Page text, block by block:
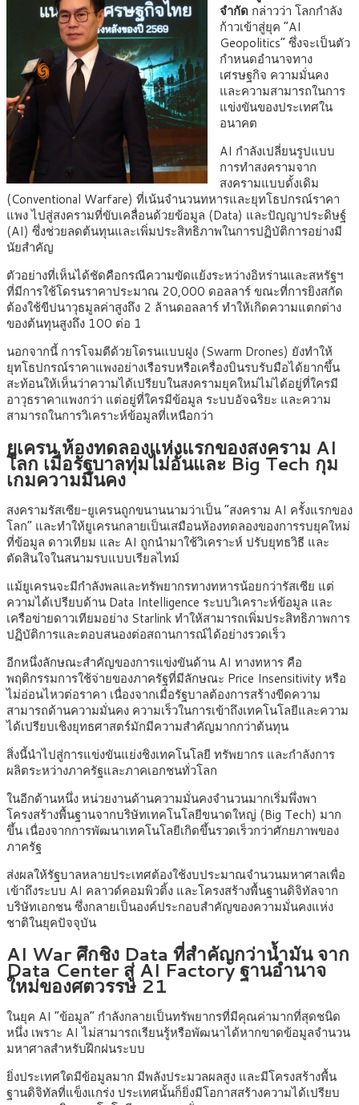
จำกัด กล่าวว่า โลกกำลัง
ก้าวเข้าสู่ยุค “AI
Geopolitics” ซึ่งจะเป็นตัว
กำหนดอำนาจทาง
เศรษฐกิจ ความมั่นคง
และความสามารถในการ
แข่งขันของประเทศใน
อนาคต
AI กำลังเปลี่ยนรูปแบบ
การทำสงครามจาก
สงครามแบบดั้งเดิม
(Conventional Warfare) ที่เน้นจำนวนทหารและยุทโธปกรณ์ราคา
แพง ไปสู่สงครามที่ขับเคลื่อนด้วยข้อมูล (Data) และปัญญาประดิษฐ์
(AI) ซึ่งช่วยลดต้นทุนและเพิ่มประสิทธิภาพในการปฏิบัติการอย่างมี
นัยสำคัญ
ตัวอย่างที่เห็นได้ชัดคือกรณีความขัดแย้งระหว่างอิหร่านและสหรัฐฯ
ที่มีการใช้โดรนราคาประมาณ 20,000 ดอลลาร์ ขณะที่การยิงสกัด
ต้องใช้ขีปนาวุธมูลค่าสูงถึง 2 ล้านดอลลาร์ ทำให้เกิดความแตกต่าง
ของต้นทุนสูงถึง 100 ต่อ 1
นอกจากนี้ การโจมตีด้วยโดรนแบบฝูง (Swarm Drones) ยังทำให้
ยุทโธปกรณ์ราคาแพงอย่างเรือรบหรือเครื่องบินรบรับมือได้ยากขึ้น
สะท้อนให้เห็นว่าความได้เปรียบในสงครามยุคใหม่ไม่ได้อยู่ที่ใครมี
อาวุธราคาแพงกว่า แต่อยู่ที่ใครมีข้อมูล ระบบอัจฉริยะ และความ
สามารถในการวิเคราะห์ข้อมูลที่เหนือกว่า
ยูเครน ห้องทดลองแห่งแรกของสงคราม AI
โลก เมื่อรัฐบาลทุ่มไม่อั้นและ Big Tech กุม
เกมความมั่นคง
สงครามรัสเซีย-ยูเครนถูกขนานนามว่าเป็น “สงคราม AI ครั้งแรกของ
โลก” และทำให้ยูเครนกลายเป็นเสมือนห้องทดลองของการรบยุคใหม่
ที่ข้อมูล ดาวเทียม และ AI ถูกนำมาใช้วิเคราะห์ ปรับยุทธวิธี และ
ตัดสินใจในสนามรบแบบเรียลไทม์
แม้ยูเครนจะมีกำลังพลและทรัพยากรทางทหารน้อยกว่ารัสเซีย แต่
ความได้เปรียบด้าน Data Intelligence ระบบวิเคราะห์ข้อมูล และ
เครือข่ายดาวเทียมอย่าง Starlink ทำให้สามารถเพิ่มประสิทธิภาพการ
ปฏิบัติการและตอบสนองต่อสถานการณ์ได้อย่างรวดเร็ว
อีกหนึ่งลักษณะสำคัญของการแข่งขันด้าน AI ทางทหาร คือ
พฤติกรรมการใช้จ่ายของภาครัฐที่มีลักษณะ Price Insensitivity หรือ
ไม่อ่อนไหวต่อราคา เนื่องจากเมื่อรัฐบาลต้องการสร้างขีดความ
สามารถด้านความมั่นคง ความเร็วในการเข้าถึงเทคโนโลยีและความ
ได้เปรียบเชิงยุทธศาสตร์มักมีความสำคัญมากกว่าต้นทุน
สิ่งนี้นำไปสู่การแข่งขันแย่งชิงเทคโนโลยี ทรัพยากร และกำลังการ
ผลิตระหว่างภาครัฐและภาคเอกชนทั่วโลก
ในอีกด้านหนึ่ง หน่วยงานด้านความมั่นคงจำนวนมากเริ่มพึ่งพา
โครงสร้างพื้นฐานจากบริษัทเทคโนโลยีขนาดใหญ่ (Big Tech) มาก
ขึ้น เนื่องจากการพัฒนาเทคโนโลยีเกิดขึ้นรวดเร็วกว่าศักยภาพของ
ภาครัฐ
ส่งผลให้รัฐบาลหลายประเทศต้องใช้งบประมาณจำนวนมหาศาลเพื่อ
เข้าถึงระบบ AI คลาวด์คอมพิวติ้ง และโครงสร้างพื้นฐานดิจิทัลจาก
บริษัทเอกชน ซึ่งกลายเป็นองค์ประกอบสำคัญของความมั่นคงแห่ง
ชาติในยุคปัจจุบัน
AI War ศึกชิง Data ที่สำคัญกว่าน้ำมัน จาก
Data Center สู่ AI Factory ฐานอำนาจ
ใหม่ของศตวรรษ 21
ในยุค AI “ข้อมูล” กำลังกลายเป็นทรัพยากรที่มีคุณค่ามากที่สุดชนิด
หนึ่ง เพราะ AI ไม่สามารถเรียนรู้หรือพัฒนาได้หากขาดข้อมูลจำนวน
มหาศาลสำหรับฝึกฝนระบบ
ยิ่งประเทศใดมีข้อมูลมาก มีพลังประมวลผลสูง และมีโครงสร้างพื้น
ฐานดิจิทัลที่แข็งแกร่ง ประเทศนั้นก็ยิ่งมีโอกาสสร้างความได้เปรียบ